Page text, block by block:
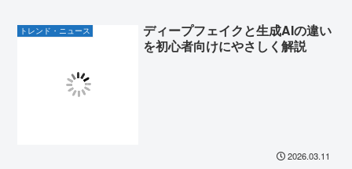
トレンド・ニュース
ディープフェイクと生成AIの違い
を初心者向けにやさしく解説
2026.03.11